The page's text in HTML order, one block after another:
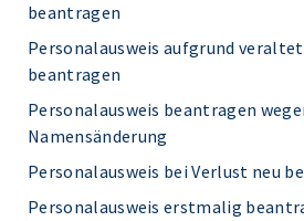
beantragen
Personalausweis aufgrund
beantragen
Personalausweis beantragen
Namensänderung
Personalausweis bei Verlust neu
Personalausweis erstmalig